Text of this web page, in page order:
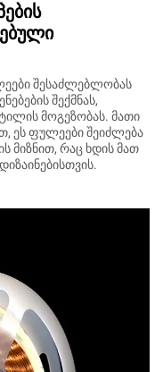
შესაძლებლობას
შექმნას,
მოგეზობას. მათი
ეს ფულეები შეიძლება
მიზნით, რაც ხდის მათ